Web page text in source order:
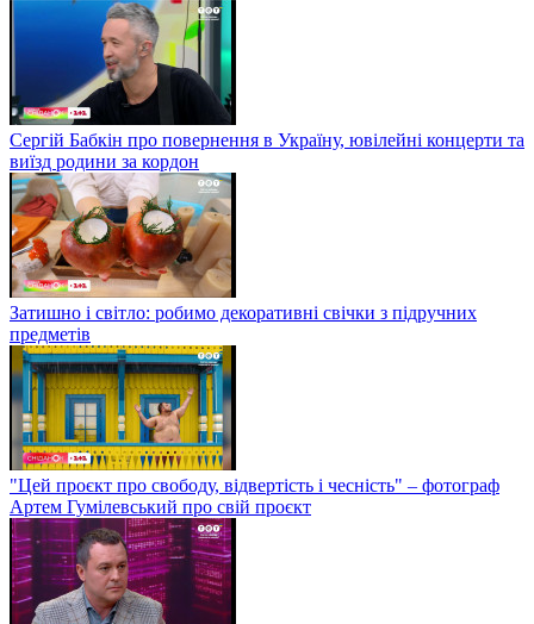
Сергій Бабкін про повернення в Україну, ювілейні концерти та
виїзд родини за кордон
Затишно і світло: робимо декоративні свічки з підручних
предметів
"Цей проєкт про свободу, відвертість і чесність" – фотограф
Артем Гумілевський про свій проєкт